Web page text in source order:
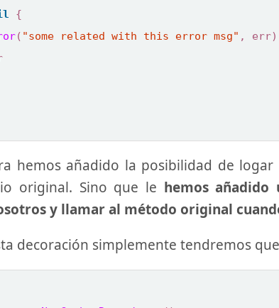
{
( "some related with this error msg" , err)
hemos añadido la posibilidad de
original. Sino que le hemos añadido
y llamar al método original
decoración simplemente tendremos